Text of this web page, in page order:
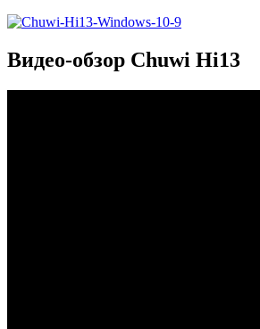
Видео-обзор Chuwi Hi13